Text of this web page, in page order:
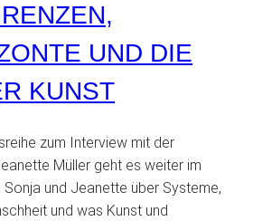
UND DIE
KUNST
zum Interview mit der
Müller geht es weiter im
und Jeanette über Systeme,
und was Kunst und